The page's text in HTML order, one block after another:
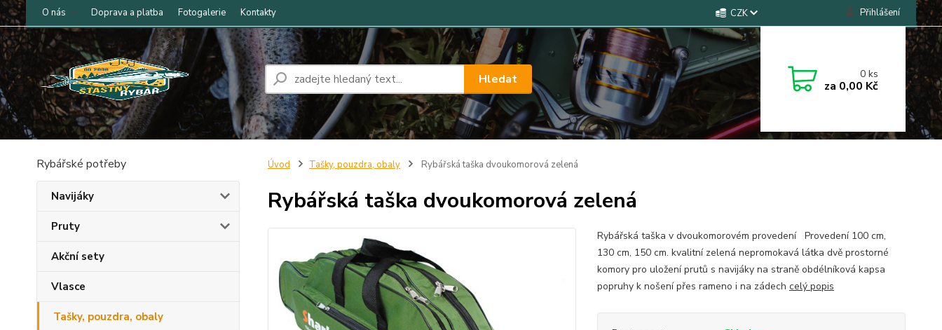
O nás Doprava a platba Fotogalerie Kontakty CZK Přihlášení
Hledat 0ks
za 0,00 Kč
Rybářské potřeby
Navijáky
Pruty
Akční sety
Vlasce
Tašky, pouzdra, obaly
Úvod Tašky, pouzdra, obaly Rybářská taška dvoukomorová zelená
Rybářská taška dvoukomorová zelená
Rybářská taška v dvoukomorovém provedení Provedení 100 cm,
130 cm, 150 cm. kvalitní zelená nepromokavá látka dvě prostorné
komory pro uložení prutů s navijáky na straně obdélníková kapsa
popruhy k nošení přes rameno i na zádech celý popis